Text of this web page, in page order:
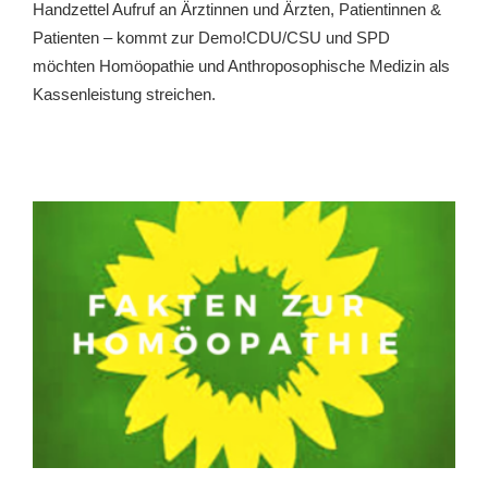
Handzettel Aufruf an Ärztinnen und Ärzten, Patientinnen &
Patienten – kommt zur Demo!CDU/CSU und SPD
möchten Homöopathie und Anthroposophische Medizin als
Kassenleistung streichen.